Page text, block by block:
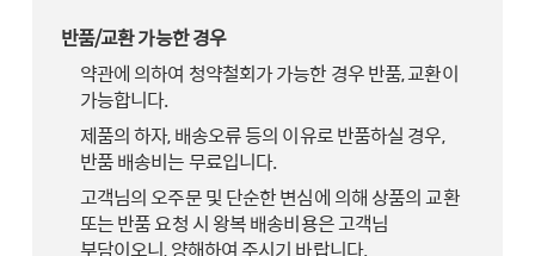
반품/교환 가능한 경우
약관에 의하여 청약철회가 가능한 경우 반품, 교환이
가능합니다.
제품의 하자, 배송오류 등의 이유로 반품하실 경우,
반품 배송비는 무료입니다.
고객님의 오주문 및 단순한 변심에 의해 상품의 교환
또는 반품 요청 시 왕복 배송비용은 고객님
부담이오니, 양해하여 주시기 바랍니다.